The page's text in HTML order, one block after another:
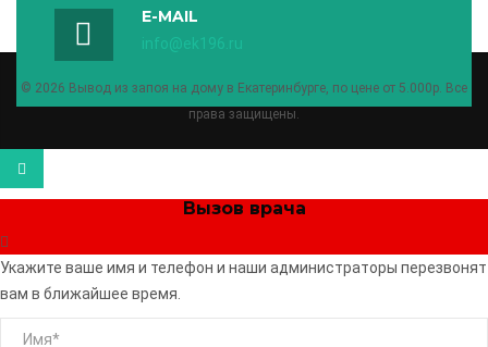
E-MAIL
info@ek196.ru
© 2026 Вывод из запоя на дому в Екатеринбурге, по цене от 5.000р. Все
права защищены.
Вызов врача
Укажите ваше имя и телефон и наши администраторы перезвонят
вам в ближайшее время.